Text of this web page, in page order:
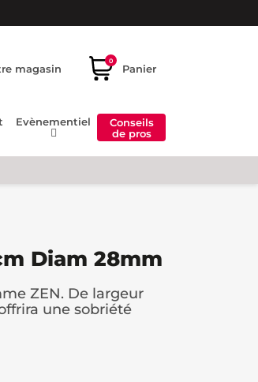
magasin
0
Panier
Evènementiel
Conseils
de pros
Diam 28mm
ZEN. De largeur
une sobriété